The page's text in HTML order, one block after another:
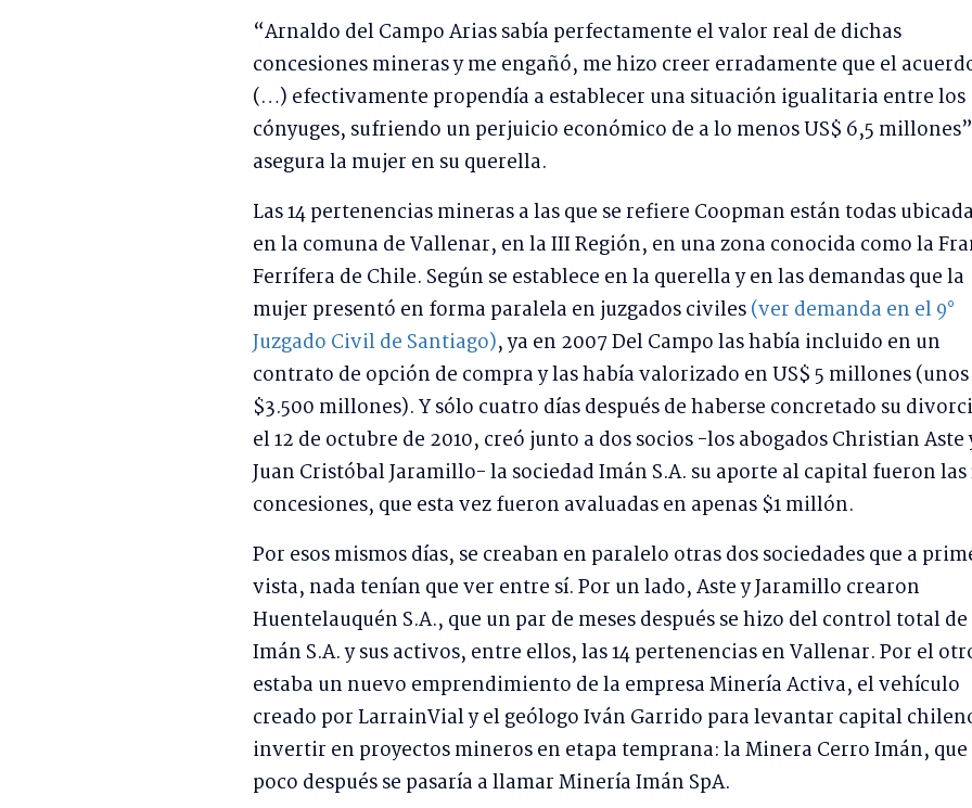
“Arnaldo del Campo Arias sabía perfectamente el valor real de dichas
concesiones mineras y me engañó, me hizo creer erradamente que el
(…) efectivamente propendía a establecer una situación igualitaria entre los
cónyuges, sufriendo un perjuicio económico de a lo menos US$ 6,5
asegura la mujer en su querella.
Las 14 pertenencias mineras a las que se refiere Coopman están todas
en la comuna de Vallenar, en la III Región, en una zona conocida como la
Ferrífera de Chile. Según se establece en la querella y en las demandas que la
mujer presentó en forma paralela en juzgados civiles(ver demanda en el 9°
Juzgado Civil de Santiago), ya en 2007 Del Campo las había incluido en un
contrato de opción de compra y las había valorizado en US$ 5 millones (unos
$3.500 millones). Y sólo cuatro días después de haberse concretado su
el 12 de octubre de 2010, creó junto a dos socios -los abogados Christian Aste
Juan Cristóbal Jaramillo- la sociedad Imán S.A. su aporte al capital fueron las
concesiones, que esta vez fueron avaluadas en apenas $1 millón.
Por esos mismos días, se creaban en paralelo otras dos sociedades que a
vista, nada tenían que ver entre sí. Por un lado, Aste y Jaramillo crearon
Huentelauquén S.A., que un par de meses después se hizo del control total de
Imán S.A. y sus activos, entre ellos, las 14 pertenencias en Vallenar. Por el
estaba un nuevo emprendimiento de la empresa Minería Activa, el vehículo
creado por LarrainVial y el geólogo Iván Garrido para levantar capital
invertir en proyectos mineros en etapa temprana: la Minera Cerro Imán, que
poco después se pasaría a llamar Minería Imán SpA.